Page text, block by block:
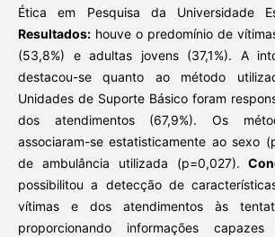
Ética em Pesquisa da Universidade
Resultados:houve o predomínio de
(53,8%) e adultas jovens (37,1%). A
destacou-se quanto ao método
Unidades de Suporte Básico foram
dos atendimentos (67,9%). Os
associaram-se estatisticamente ao sexo
de ambulância utilizada (p=0,027).
possibilitou a detecção de
vítimas e dos atendimentos às
proporcionando informações